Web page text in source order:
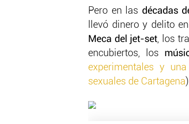
Pero en las décadas
llevó dinero y delito
Meca del jet-set, los
encubiertos, los
experimentales y
sexuales de Cartagena)